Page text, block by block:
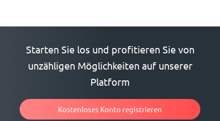
Starten Sie los und profitieren Sie von
unzähligen Möglichkeiten auf unserer
Platform
Kostenloses Konto registrieren